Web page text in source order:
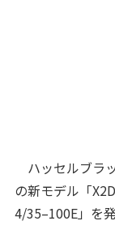
ハッセルブラ
の新モデル「
4/35–100E」を